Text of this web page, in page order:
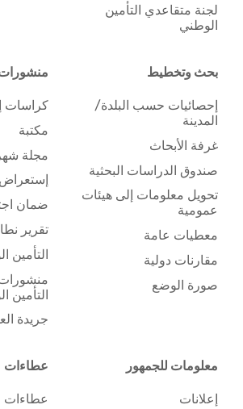
لجنة متقاعدي التأمين
الوطني
بحث وتخطيط
إحصائيات حسب البلدة/
المدينة
غرفة الأبحاث
صندوق الدراسات البحثية
تحويل معلومات إلى هيئات
عمومية
معطيات عامة
مقارنات دولية
صورة الوضع
منشورات
كراسات
مكتبة
مجلة
إستعراض
ضمان
تقرير
التأمين
منشورات
التأمين
جريدة
معلومات للجمهور
إعلانات
عطاءات
عطاءات